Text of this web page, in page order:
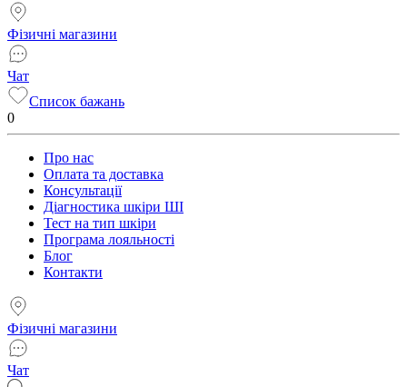
Фізичні магазини
Чат
Список бажань
0
Про нас
Оплата та доставка
Консультації
Діагностика шкіри ШІ
Тест на тип шкіри
Програма лояльності
Блог
Контакти
Фізичні магазини
Чат